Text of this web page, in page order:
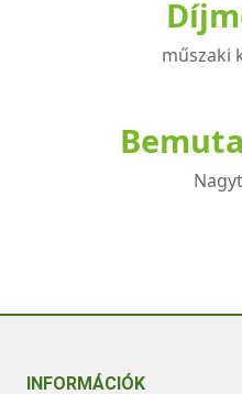
műszaki
INFORMÁCIÓK